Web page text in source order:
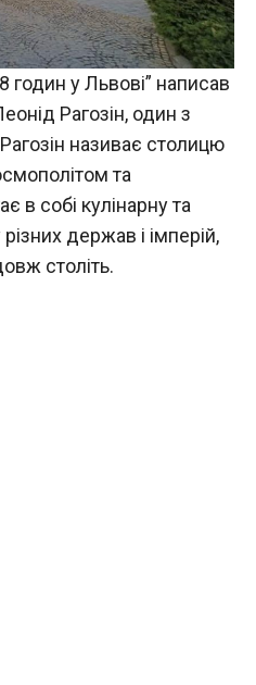
годин у Львові” написав
Рагозін, один з
називає столицю
та
в собі кулінарну та
держав і імперій,
століть.